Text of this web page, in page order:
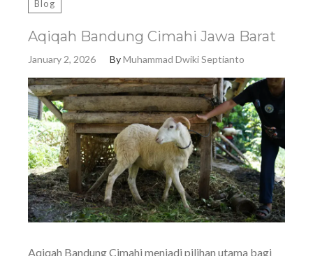
Blog
Aqiqah Bandung Cimahi Jawa Barat
January 2, 2026 ByMuhammad Dwiki Septianto
Aqiqah Bandung Cimahi menjadi pilihan utama bagi